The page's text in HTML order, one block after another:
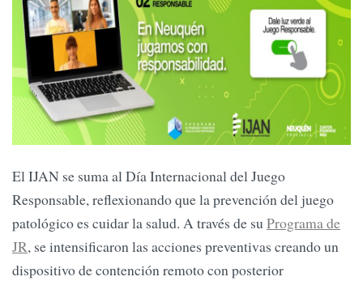
El IJAN se suma al Día Internacional del Juego
Responsable, reflexionando que la prevención del juego
patológico es cuidar la salud. A través de suPrograma de
JR, se intensificaron las acciones preventivas creando un
dispositivo de contención remoto con posterior